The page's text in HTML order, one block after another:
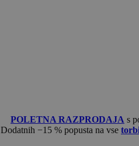
POLETNA RAZPRODAJA s
Dodatnih −15 % popusta na vse